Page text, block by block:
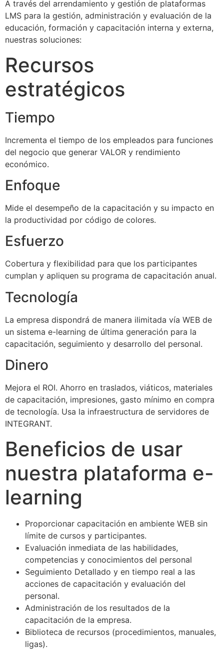
A través del arrendamiento y gestión de plataformas
LMS para la gestión, administración y evaluación de la
educación, formación y capacitación interna y externa,
nuestras soluciones:
Recursos
estratégicos
Tiempo
Incrementa el tiempo de los empleados para funciones
del negocio que generar VALOR y rendimiento
económico.
Enfoque
Mide el desempeño de la capacitación y su impacto en
la productividad por código de colores.
Esfuerzo
Cobertura y flexibilidad para que los participantes
cumplan y apliquen su programa de capacitación anual.
Tecnología
La empresa dispondrá de manera ilimitada vía WEB de
un sistema e-learning de última generación para la
capacitación, seguimiento y desarrollo del personal.
Dinero
Mejora el ROI. Ahorro en traslados, viáticos, materiales
de capacitación, impresiones, gasto mínimo en compra
de tecnología. Usa la infraestructura de servidores de
INTEGRANT.
Beneficios de usar
nuestra plataforma e-
learning
Proporcionar capacitación en ambiente WEB sin
límite de cursos y participantes.
Evaluación inmediata de las habilidades,
competencias y conocimientos del personal
Seguimiento Detallado y en tiempo real a las
acciones de capacitación y evaluación del
personal.
Administración de los resultados de la
capacitación de la empresa.
Biblioteca de recursos (procedimientos, manuales,
ligas).